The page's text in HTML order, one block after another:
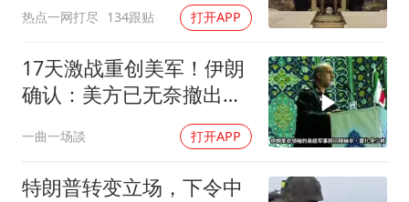
热点一网打尽 134跟贴 打开APP
17天激战重创美军！伊朗
确认：美方已无奈撤出两
一曲一场談 打开APP
特朗普转变立场，下令中